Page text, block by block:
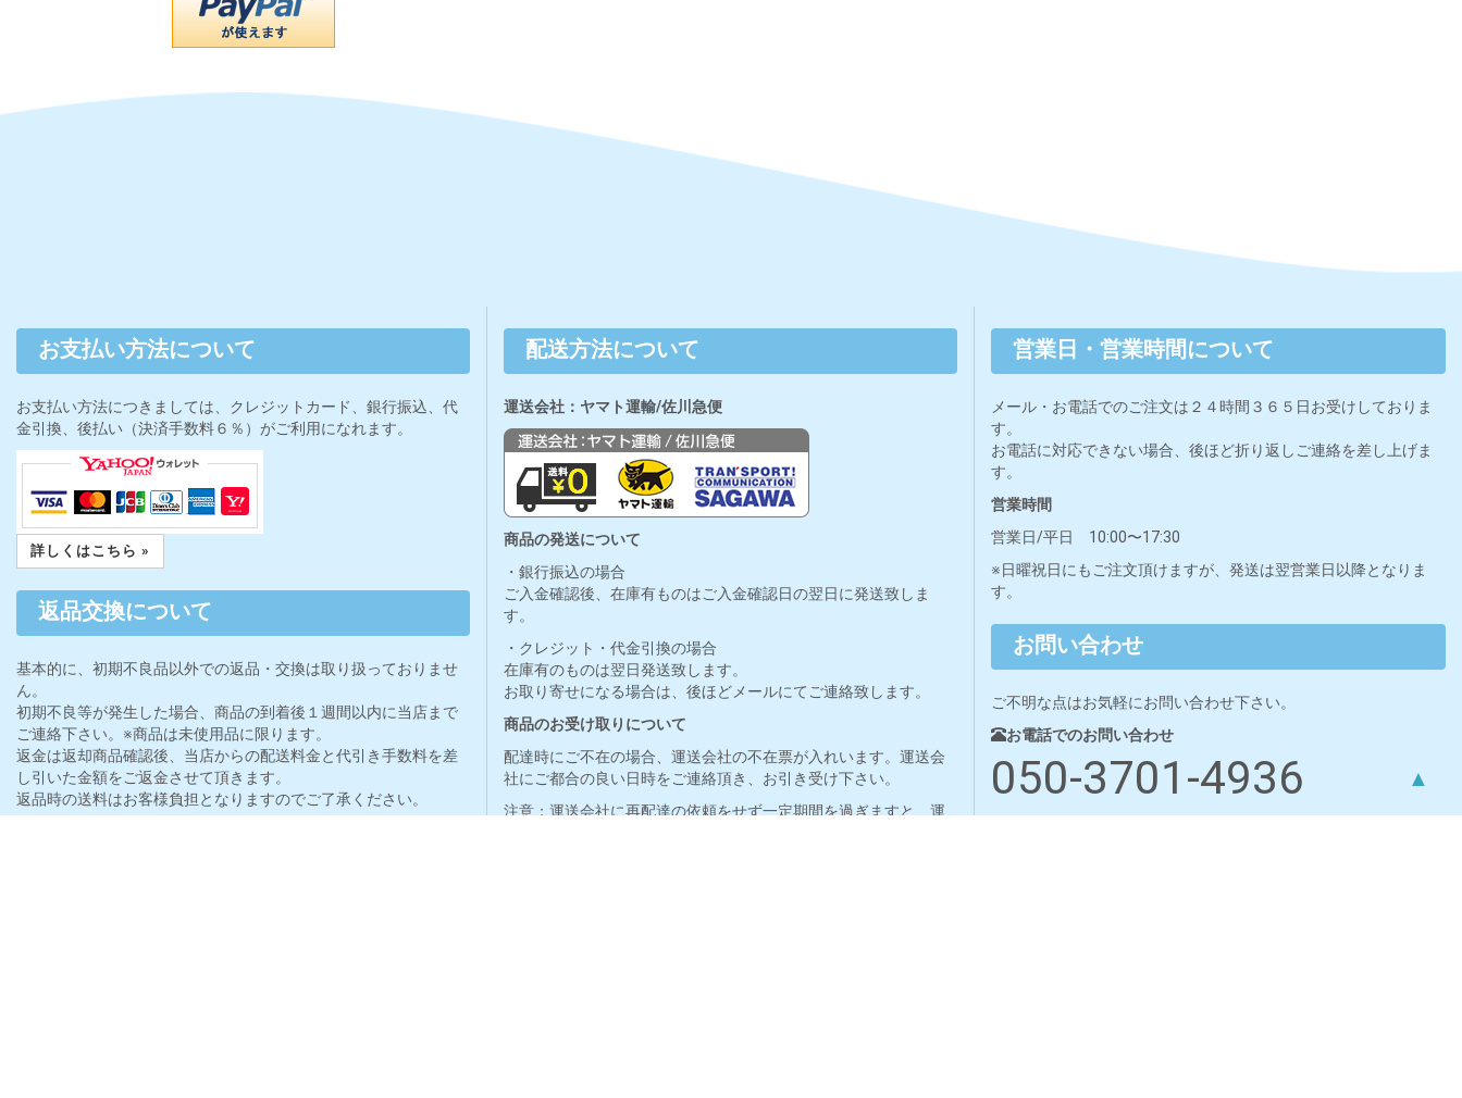
お支払い方法について
お支払い方法につきましては、クレジットカード、銀行振込、代
金引換、後払い（決済手数料６％）がご利用になれます。
詳しくはこちら »
返品交換について
基本的に、初期不良品以外での返品・交換は取り扱っておりませ
ん。
初期不良等が発生した場合、商品の到着後１週間以内に当店まで
ご連絡下さい。※商品は未使用品に限ります。
返金は返却商品確認後、当店からの配送料金と代引き手数料を差
し引いた金額をご返金させて頂きます。
返品時の送料はお客様負担となりますのでご了承ください。
配送方法について
運送会社：ヤマト運輸/佐川急便
商品の発送について
・銀行振込の場合
ご入金確認後、在庫有ものはご入金確認日の翌日に発送致しま
す。
・クレジット・代金引換の場合
在庫有のものは翌日発送致します。
お取り寄せになる場合は、後ほどメールにてご連絡致します。
商品のお受け取りについて
配達時にご不在の場合、運送会社の不在票が入れいます。運送会
社にご都合の良い日時をご連絡頂き、お引き受け下さい。
注意：運送会社に再配達の依頼をせず一定期間を過ぎますと、運
営業日・営業時間について
メール・お電話でのご注文は２４時間３６５日お受けしておりま
す。
お電話に対応できない場合、後ほど折り返しご連絡を差し上げま
す。
営業時間
営業日/平日 10:00〜17:30
※日曜祝日にもご注文頂けますが、発送は翌営業日以降となりま
す。
お問い合わせ
ご不明な点はお気軽にお問い合わせ下さい。
お電話でのお問い合わせ
050-3701-4936 ▲